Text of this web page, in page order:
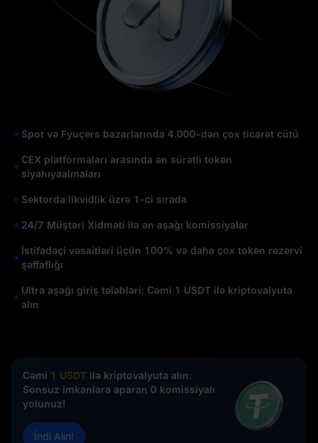
Spot və Fyuçers bazarlarında 4.000-dən çox ticarət cütü
CEX platformaları arasında ən sürətli token
siyahıyaalmaları
Sektorda likvidlik üzrə 1-ci sırada
24/7 Müştəri Xidməti ilə ən aşağı komissiyalar
İstifadəçi vəsaitləri üçün 100% və daha çox token rezervi
şəffaflığı
Ultra aşağı giriş tələbləri: Cəmi 1 USDT ilə kriptovalyuta
alın
Cəmi 1 USDT ilə kriptovalyuta alın:
Sonsuz imkanlara aparan 0 komissiyalı
yolunuz!
İndi Alın!